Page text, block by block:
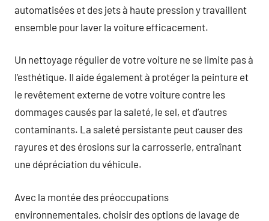
automatisées et des jets à haute pression y travaillent
ensemble pour laver la voiture efficacement.
Un nettoyage régulier de votre voiture ne se limite pas à
l’esthétique. Il aide également à protéger la peinture et
le revêtement externe de votre voiture contre les
dommages causés par la saleté, le sel, et d’autres
contaminants. La saleté persistante peut causer des
rayures et des érosions sur la carrosserie, entraînant
une dépréciation du véhicule.
Avec la montée des préoccupations
environnementales, choisir des options de lavage de